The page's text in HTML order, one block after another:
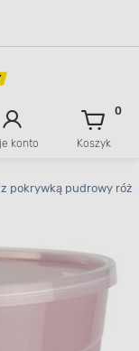
konto Koszyk
0
z pokrywką pudrowy róż